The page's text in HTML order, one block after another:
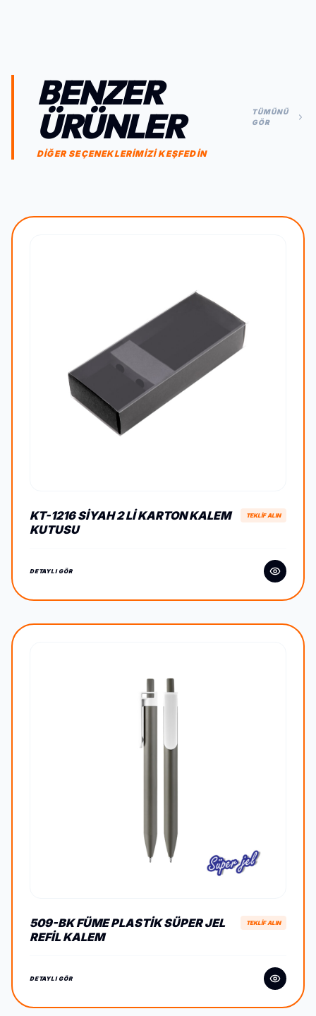
BENZER
ÜRÜNLER
DİĞER SEÇENEKLERİMİZİ KEŞFEDİN
TÜMÜNÜ
GÖR
KT-1216 SIYAH 2 LI KARTON KALEM
KUTUSU
TEKLİF ALIN
DETAYLI GÖR
509-BK FÜME PLASTIK SÜPER JEL
REFIL KALEM
TEKLİF ALIN
DETAYLI GÖR